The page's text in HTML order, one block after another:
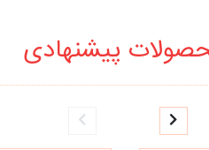
پیشنهادی